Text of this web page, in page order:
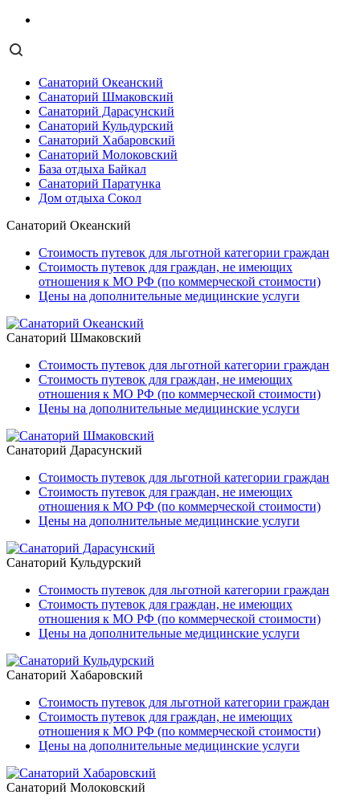
Санаторий Океанский
Санаторий Шмаковский
Санаторий Дарасунский
Санаторий Кульдурский
Санаторий Хабаровский
Санаторий Молоковский
База отдыха Байкал
Санаторий Паратунка
Дом отдыха Сокол
Санаторий Океанский
Стоимость путевок для льготной категории граждан
Стоимость путевок для граждан, не имеющих
отношения к МО РФ (по коммерческой стоимости)
Цены на дополнительные медицинские услуги
Санаторий Шмаковский
Стоимость путевок для льготной категории граждан
Стоимость путевок для граждан, не имеющих
отношения к МО РФ (по коммерческой стоимости)
Цены на дополнительные медицинские услуги
Санаторий Дарасунский
Стоимость путевок для льготной категории граждан
Стоимость путевок для граждан, не имеющих
отношения к МО РФ (по коммерческой стоимости)
Цены на дополнительные медицинские услуги
Санаторий Кульдурский
Стоимость путевок для льготной категории граждан
Стоимость путевок для граждан, не имеющих
отношения к МО РФ (по коммерческой стоимости)
Цены на дополнительные медицинские услуги
Санаторий Хабаровский
Стоимость путевок для льготной категории граждан
Стоимость путевок для граждан, не имеющих
отношения к МО РФ (по коммерческой стоимости)
Цены на дополнительные медицинские услуги
Санаторий Молоковский